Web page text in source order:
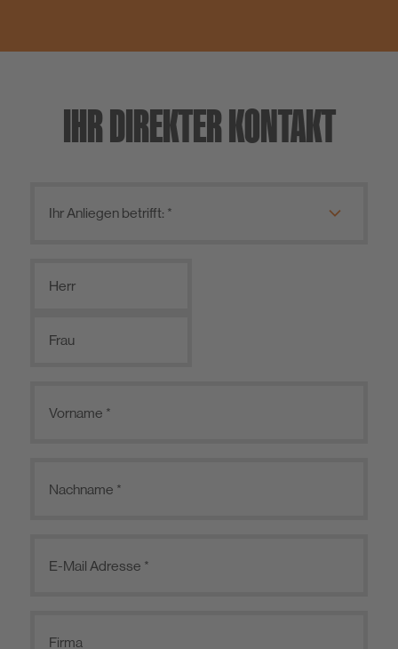
IHR DIREKTER KONTAKT
Herr
Frau